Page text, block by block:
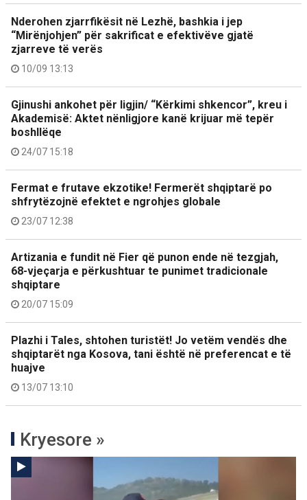
Nderohen zjarrfikësit në Lezhë, bashkia i jep
“Mirënjohjen” për sakrificat e efektivëve gjatë
zjarreve të verës
10/09 13:13
Gjinushi ankohet për ligjin/ “Kërkimi shkencor”, kreu i
Akademisë: Aktet nënligjore kanë krijuar më tepër
boshllëqe
24/07 15:18
Fermat e frutave ekzotike! Fermerët shqiptarë po
shfrytëzojnë efektet e ngrohjes globale
23/07 12:38
Artizania e fundit në Fier që punon ende në tezgjah,
68-vjeçarja e përkushtuar te punimet tradicionale
shqiptare
20/07 15:09
Plazhi i Tales, shtohen turistët! Jo vetëm vendës dhe
shqiptarët nga Kosova, tani është në preferencat e të
huajve
13/07 13:10
Kryesore »